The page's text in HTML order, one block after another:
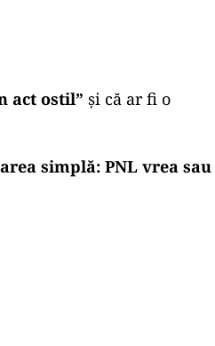
act ostil” și că ar fi o
simplă: PNL vrea sau